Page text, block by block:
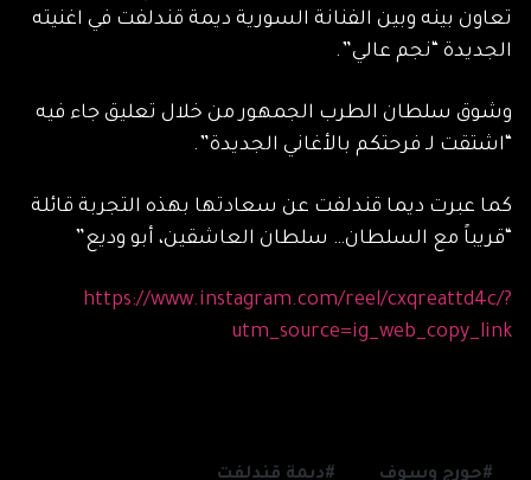
تعاون بينه وبين الفنانة السورية ديمة قندلفت في اغنيته
الجديدة “نجم عالي”.
وشوق سلطان الطرب الجمهور من خلال تعليق جاء فيه
“اشتقت لـ فرحتكم بالأغاني الجديدة”.
كما عبرت ديما قندلفت عن سعادتها بهذه التجربة قائلة
“قريباً مع السلطان… سلطان العاشقين، أبو وديع”
https://www.instagram.com/reel/cxqreattd4c/?
utm_source=ig_web_copy_link
جورج وسوف ديمة قندلفت